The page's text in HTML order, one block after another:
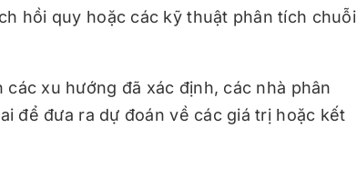
hồi quy hoặc các kỹ thuật phân tích chuỗi
các xu hướng đã xác định, các nhà phân
để đưa ra dự đoán về các giá trị hoặc kết